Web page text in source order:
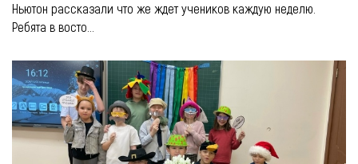
Ньютон рассказали что же ждет учеников каждую неделю.
Ребята в восто...